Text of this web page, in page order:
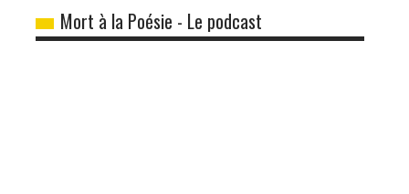
Mort à la Poésie - Le podcast